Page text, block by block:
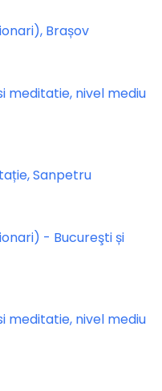
Brașov
meditatie, nivel mediu
Sanpetru
- Bucureşti și
meditatie, nivel mediu